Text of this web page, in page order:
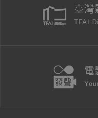
臺灣
TFAI
電